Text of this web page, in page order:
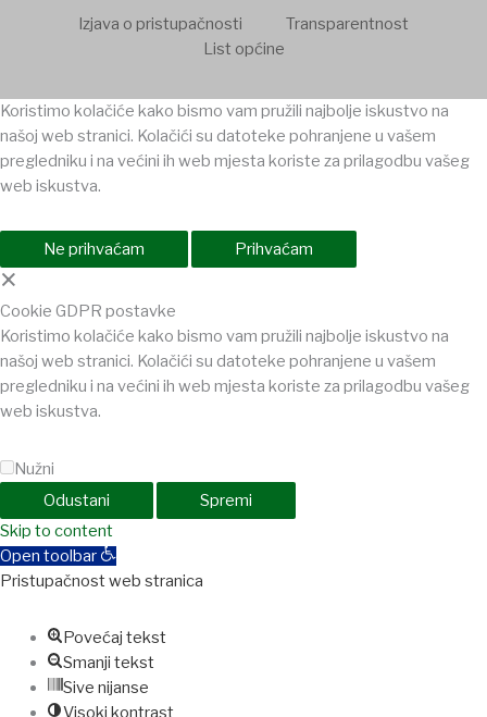
Izjava o pristupačnosti
Transparentnost
List općine
Koristimo kolačiće kako bismo vam pružili najbolje iskustvo na
našoj web stranici. Kolačići su datoteke pohranjene u vašem
pregledniku i na većini ih web mjesta koriste za prilagodbu vašeg
web iskustva.
Ne prihvaćam Prihvaćam
×
Cookie GDPR postavke
Koristimo kolačiće kako bismo vam pružili najbolje iskustvo na
našoj web stranici. Kolačići su datoteke pohranjene u vašem
pregledniku i na većini ih web mjesta koriste za prilagodbu vašeg
web iskustva.
Nužni
Odustani
Spremi
holiganbetHoliganbet
Skip to content
Open toolbar
Pristupačnost web stranica
Povećaj tekst
Smanji tekst
Sive nijanse
Visoki kontrast